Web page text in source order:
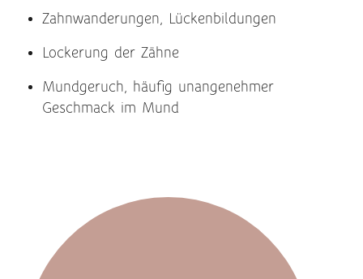
Zahnwanderungen, Lückenbildungen
Lockerung der Zähne
Mundgeruch, häufig unangenehmer
Geschmack im Mund